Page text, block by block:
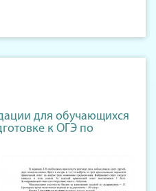
для обучающихся
к ОГЭ по